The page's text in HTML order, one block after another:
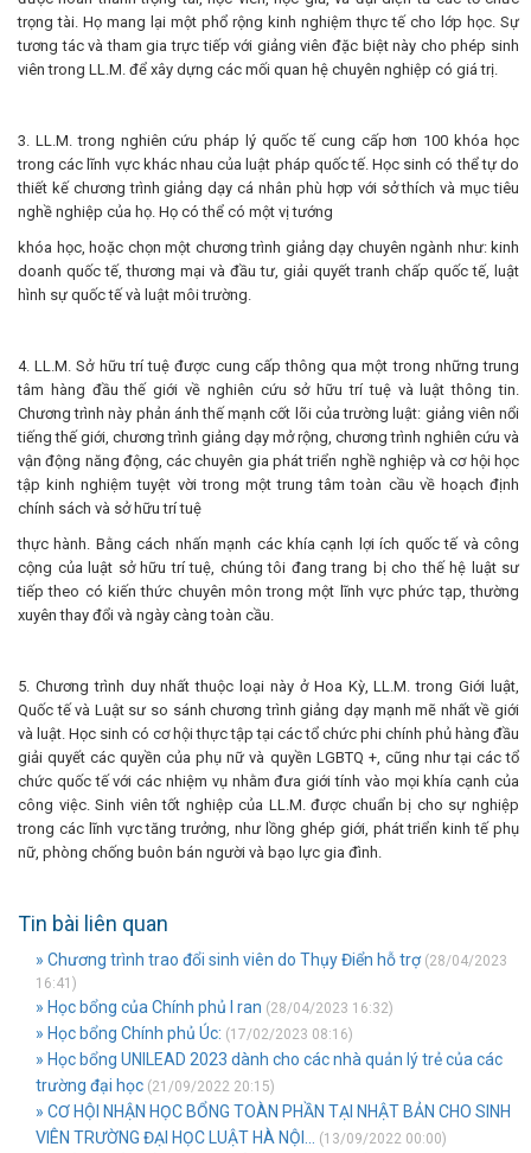
trọng tài. Họ mang lại một phổ rộng kinh nghiệm thực tế cho lớp học. Sự
tương tác và tham gia trực tiếp với giảng viên đặc biệt này cho phép sinh
viên trong LL.M. để xây dựng các mối quan hệ chuyên nghiệp có giá trị.
3. LL.M. trong nghiên cứu pháp lý quốc tế cung cấp hơn 100 khóa học
trong các lĩnh vực khác nhau của luật pháp quốc tế. Học sinh có thể tự do
thiết kế chương trình giảng dạy cá nhân phù hợp với sở thích và mục tiêu
nghề nghiệp của họ. Họ có thể có một vị tướng
khóa học, hoặc chọn một chương trình giảng dạy chuyên ngành như: kinh
doanh quốc tế, thương mại và đầu tư, giải quyết tranh chấp quốc tế, luật
hình sự quốc tế và luật môi trường.
4. LL.M. Sở hữu trí tuệ được cung cấp thông qua một trong những trung
tâm hàng đầu thế giới về nghiên cứu sở hữu trí tuệ và luật thông tin.
Chương trình này phản ánh thế mạnh cốt lõi của trường luật: giảng viên nổi
tiếng thế giới, chương trình giảng dạy mở rộng, chương trình nghiên cứu và
vận động năng động, các chuyên gia phát triển nghề nghiệp và cơ hội học
tập kinh nghiệm tuyệt vời trong một trung tâm toàn cầu về hoạch định
chính sách và sở hữu trí tuệ
thực hành. Bằng cách nhấn mạnh các khía cạnh lợi ích quốc tế và công
cộng của luật sở hữu trí tuệ, chúng tôi đang trang bị cho thế hệ luật sư
tiếp theo có kiến ​​thức chuyên môn trong một lĩnh vực phức tạp, thường
xuyên thay đổi và ngày càng toàn cầu.
5. Chương trình duy nhất thuộc loại này ở Hoa Kỳ, LL.M. trong Giới luật,
Quốc tế và Luật sư so sánh chương trình giảng dạy mạnh mẽ nhất về giới
và luật. Học sinh có cơ hội thực tập tại các tổ chức phi chính phủ hàng đầu
giải quyết các quyền của phụ nữ và quyền LGBTQ +, cũng như tại các tổ
chức quốc tế với các nhiệm vụ nhằm đưa giới tính vào mọi khía cạnh của
công việc. Sinh viên tốt nghiệp của LL.M. được chuẩn bị cho sự nghiệp
trong các lĩnh vực tăng trưởng, như lồng ghép giới, phát triển kinh tế phụ
nữ, phòng chống buôn bán người và bạo lực gia đình.
Tin bài liên quan
» Chương trình trao đổi sinh viên do Thụy Điển hỗ trợ(28/04/2023
16:41)
» Học bổng của Chính phủ I ran (28/04/2023 16:32)
» Học bổng Chính phủ Úc: (17/02/2023 08:16)
» Học bổng UNILEAD 2023 dành cho các nhà quản lý trẻ của các
trường đại học (21/09/2022 20:15)
» CƠ HỘI NHẬN HỌC BỔNG TOÀN PHẦN TẠI NHẬT BẢN CHO SINH
VIÊN TRƯỜNG ĐẠI HỌC LUẬT HÀ NỘI...
(13/09/2022 00:00)